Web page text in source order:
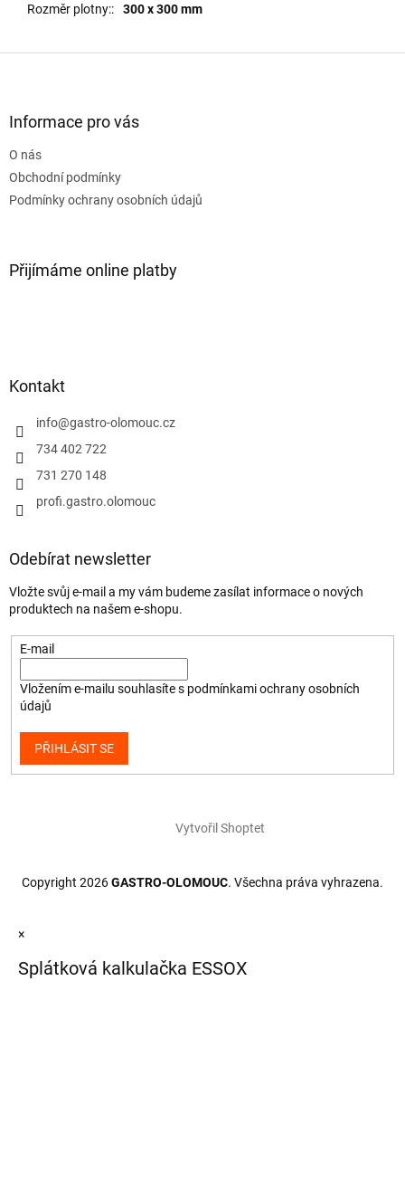
Rozměr plotny:: 300 x 300 mm
Informace pro vás
O nás
Obchodní podmínky
Podmínky ochrany osobních údajů
Přijímáme online platby
Kontakt
info@gastro-olomouc.cz
734 402 722
731 270 148
profi.gastro.olomouc
Odebírat newsletter
Vložte svůj e-mail a my vám budeme zasílat informace o nových
produktech na našem e-shopu.
E-mail
Vložením e-mailu souhlasíte s podmínkami ochrany osobních
údajů
PŘIHLÁSIT SE
Vytvořil Shoptet
Copyright 2026GASTRO-OLOMOUC. Všechna práva vyhrazena.
×
Splátková kalkulačka ESSOX